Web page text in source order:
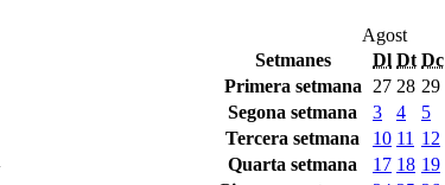
Agost
Setmanes
Dl Dt Dc
Primera setmana
27 28 29
Segona setmana
3 4 5
Tercera setmana
10 11 12
Quarta setmana
17 18 19